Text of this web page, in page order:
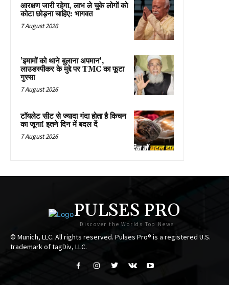
आरक्षण जारी रहेगा, लाभ ले चुके लोगों को
कोटा छोड़ना चाहिए: भागवत
7 August 2026
'इमामों को थाने बुलाना अपमान',
लाउडस्पीकर के मुद्दे पर TMC का फूटा
गुस्सा
7 August 2026
टॉयलेट सीट से ज्यादा गंदा होता है किचन
का जूना! इतने दिन में बदल दें
7 August 2026
PULSES PRO
Discover the Worlds Top News
© Munich, LLC. All rights reserved. Pulses Pro® is a registered U.S.
trademark of tagDiv, LLC.